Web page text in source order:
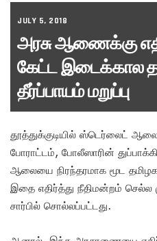
JULY 5, 2018
அரசு ஆணைக்கு
கேட்ட இடைக்கால
தீர்ப்பாயம் மறுப்பு
தூத்துக்குடியில் ஸ்டெர்லைட்
போராட்டம், போலீஸாரின்
ஆலையை நிரந்தரமாக மூட தமிழக
இதை எதிர்த்து நீதிமன்றம் செல்ல
சார்பில் சொல்லப்பட்டது.